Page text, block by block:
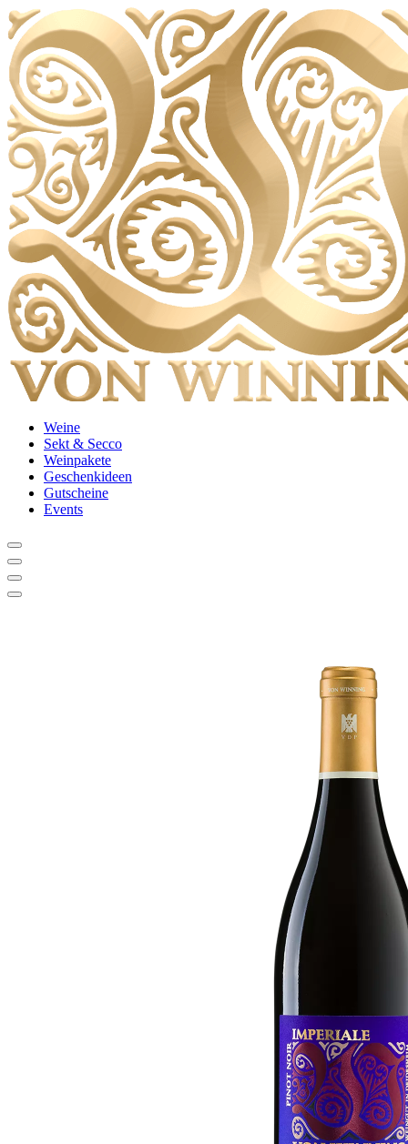
Weine
Sekt & Secco
Weinpakete
Geschenkideen
Gutscheine
Events